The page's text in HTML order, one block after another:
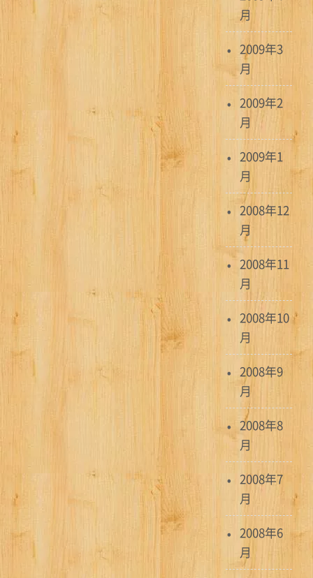
月
2009年3
月
2009年2
月
2009年1
月
2008年12
月
2008年11
月
2008年10
月
2008年9
月
2008年8
月
2008年7
月
2008年6
月